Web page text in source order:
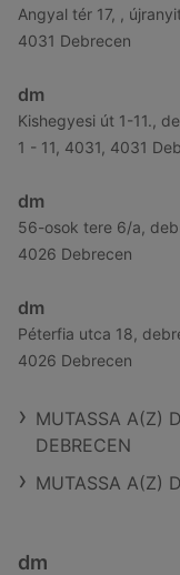
Angyal tér 17, ,
4031 Debrecen
dm
Kishegyesi út 1-11.,
1 - 11, 4031, 4031
dm
56-osok tere 6/a,
4026 Debrecen
dm
Péterfia utca 18,
4026 Debrecen
MUTASSA A(Z)
DEBRECEN
MUTASSA A(Z)
dm